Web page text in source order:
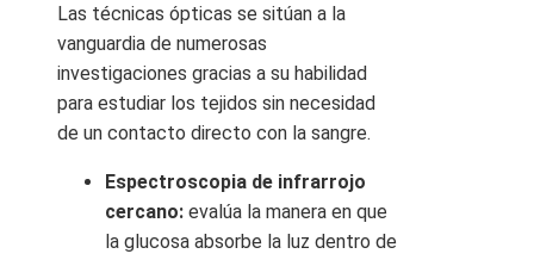
Las técnicas ópticas se sitúan a la
vanguardia de numerosas
investigaciones gracias a su habilidad
para estudiar los tejidos sin necesidad
de un contacto directo con la sangre.
Espectroscopia de infrarrojo
cercano: evalúa la manera en que
la glucosa absorbe la luz dentro de